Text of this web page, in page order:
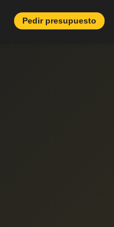
Pedir presupuesto